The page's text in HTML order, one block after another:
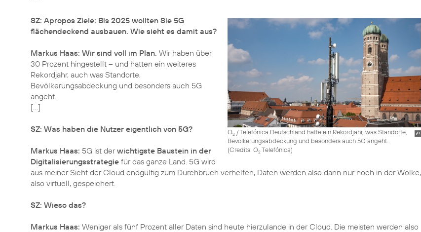
O2/ Telefónica Deutschland hatte ein Rekordjahr, was Standorte,
Bevölkerungsabdeckung und besonders auch 5G angeht.
(Credits: O2Telefónica)
SZ: Apropos Ziele: Bis 2025 wollten Sie 5G
flächendeckend ausbauen. Wie sieht es damit aus?
Markus Haas: Wir sind voll im Plan. Wir haben über
30 Prozent hingestellt – und hatten ein weiteres
Rekordjahr, auch was Standorte,
Bevölkerungsabdeckung und besonders auch 5G
angeht.
[…]
SZ: Was haben die Nutzer eigentlich von 5G?
Markus Haas: 5G ist derwichtigste Baustein in der
Digitalisierungsstrategie für das ganze Land. 5G wird
aus meiner Sicht der Cloud endgültig zum Durchbruch verhelfen, Daten werden also dann nur noch in der Wolke,
also virtuell, gespeichert.
SZ: Wieso das?
Markus Haas: Weniger als fünf Prozent aller Daten sind heute hierzulande in der Cloud. Die meisten werden also